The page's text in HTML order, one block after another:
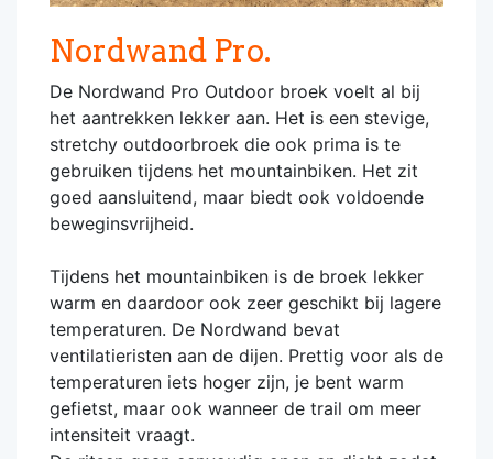
Nordwand Pro.
De Nordwand Pro Outdoor broek voelt al bij
het aantrekken lekker aan. Het is een stevige,
stretchy outdoorbroek die ook prima is te
gebruiken tijdens het mountainbiken. Het zit
goed aansluitend, maar biedt ook voldoende
beweginsvrijheid.
Tijdens het mountainbiken is de broek lekker
warm en daardoor ook zeer geschikt bij lagere
temperaturen. De Nordwand bevat
ventilatieristen aan de dijen. Prettig voor als de
temperaturen iets hoger zijn, je bent warm
gefietst, maar ook wanneer de trail om meer
intensiteit vraagt.